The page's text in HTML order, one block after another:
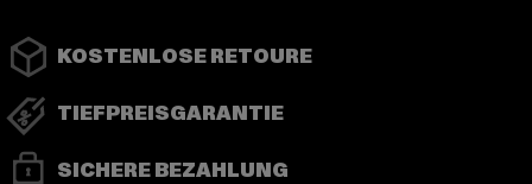
KOSTENLOSE RETOURE
TIEFPREISGARANTIE
SICHERE BEZAHLUNG